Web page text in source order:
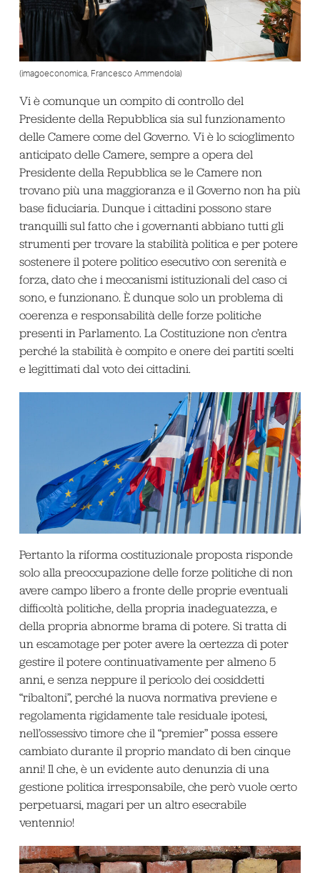
(imagoeconomica, Francesco Ammendola)
Vi è comunque un compito di controllo del
Presidente della Repubblica sia sul funzionamento
delle Camere come del Governo. Vi è lo scioglimento
anticipato delle Camere, sempre a opera del
Presidente della Repubblica se le Camere non
trovano più una maggioranza e il Governo non ha più
base fiduciaria. Dunque i cittadini possono stare
tranquilli sul fatto che i governanti abbiano tutti gli
strumenti per trovare la stabilità politica e per potere
sostenere il potere politico esecutivo con serenità e
forza, dato che i meccanismi istituzionali del caso ci
sono, e funzionano. È dunque solo un problema di
coerenza e responsabilità delle forze politiche
presenti in Parlamento. La Costituzione non c’entra
perché la stabilità è compito e onere dei partiti scelti
e legittimati dal voto dei cittadini.
Pertanto la riforma costituzionale proposta risponde
solo alla preoccupazione delle forze politiche di non
avere campo libero a fronte delle proprie eventuali
difficoltà politiche, della propria inadeguatezza, e
della propria abnorme brama di potere. Si tratta di
un escamotage per poter avere la certezza di poter
gestire il potere continuativamente per almeno 5
anni, e senza neppure il pericolo dei cosiddetti
“ribaltoni”, perché la nuova normativa previene e
regolamenta rigidamente tale residuale ipotesi,
nell’ossessivo timore che il “premier” possa essere
cambiato durante il proprio mandato di ben cinque
anni! Il che, è un evidente auto denunzia di una
gestione politica irresponsabile, che però vuole certo
perpetuarsi, magari per un altro esecrabile
ventennio!